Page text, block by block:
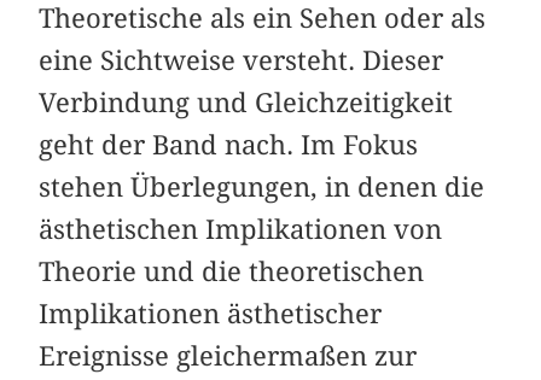
Theoretische als ein Sehen oder als
eine Sichtweise versteht. Dieser
Verbindung und Gleichzeitigkeit
geht der Band nach. Im Fokus
stehen Überlegungen, in denen die
ästhetischen Implikationen von
Theorie und die theoretischen
Implikationen ästhetischer
Ereignisse gleichermaßen zur